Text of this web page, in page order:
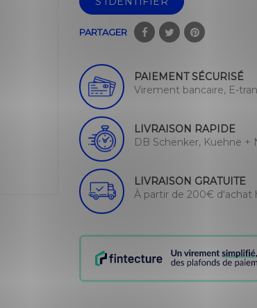
PARTAGER
PAIEMENT SÉCURISÉ
Virement bancaire, E-
LIVRAISON RAPIDE
DB Schenker, Kuehne +
LIVRAISON GRATUITE
À partir de 200€ d'achat